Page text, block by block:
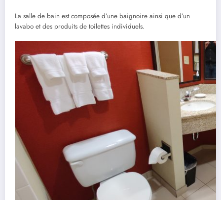
La salle de bain est composée d’une baignoire ainsi que d’un
lavabo et des produits de toilettes individuels.